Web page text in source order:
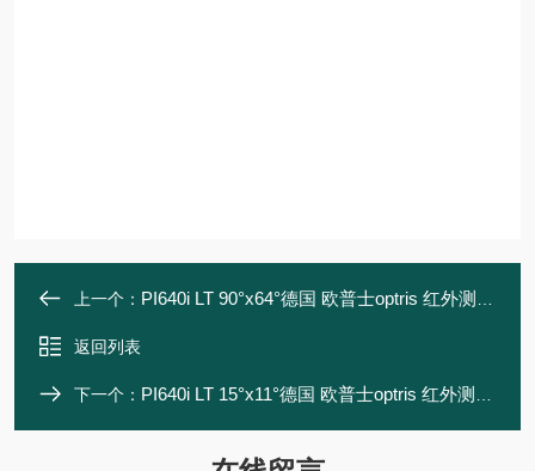
上一个： PI640i LT 90°x64°德国 欧普士optris 红外测温仪
返回列表
下一个： PI640i LT 15°x11°德国 欧普士optris 红外测温仪